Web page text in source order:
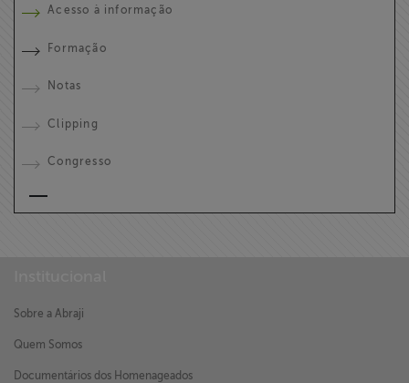
Acesso à informação
Formação
Notas
Clipping
Congresso
Sobre a Abraji
Quem Somos
Documentários dos Homenageados